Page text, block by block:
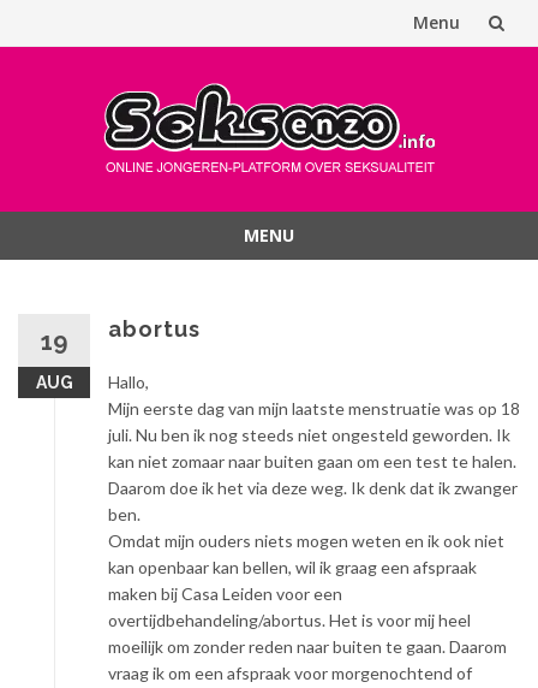
Menu
MENU
19
AUG
abortus
Hallo,
Mijn eerste dag van mijn laatste menstruatie was op 18
juli. Nu ben ik nog steeds niet ongesteld geworden. Ik
kan niet zomaar naar buiten gaan om een test te halen.
Daarom doe ik het via deze weg. Ik denk dat ik zwanger
ben.
Omdat mijn ouders niets mogen weten en ik ook niet
kan openbaar kan bellen, wil ik graag een afspraak
maken bij Casa Leiden voor een
overtijdbehandeling/abortus. Het is voor mij heel
moeilijk om zonder reden naar buiten te gaan. Daarom
vraag ik om een afspraak voor morgenochtend of